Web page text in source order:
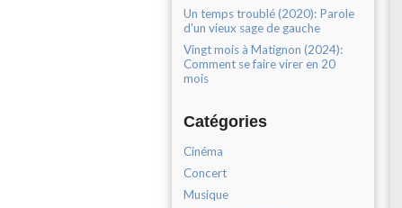
Un temps troublé (2020): Parole
d'un vieux sage de gauche
Vingt mois à Matignon (2024):
Comment se faire virer en 20
mois
Catégories
Cinéma
Concert
Musique